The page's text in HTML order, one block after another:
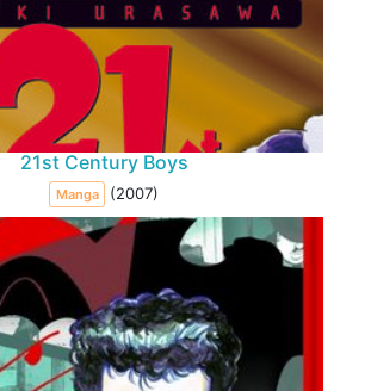
21st Century Boys
Manga (2007)